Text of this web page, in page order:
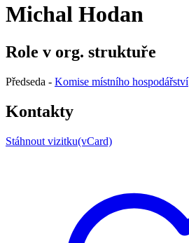
Michal Hodan
Role v org. struktuře
Předseda - Komise místního hospodářství
Kontakty
Stáhnout vizitku(vCard)